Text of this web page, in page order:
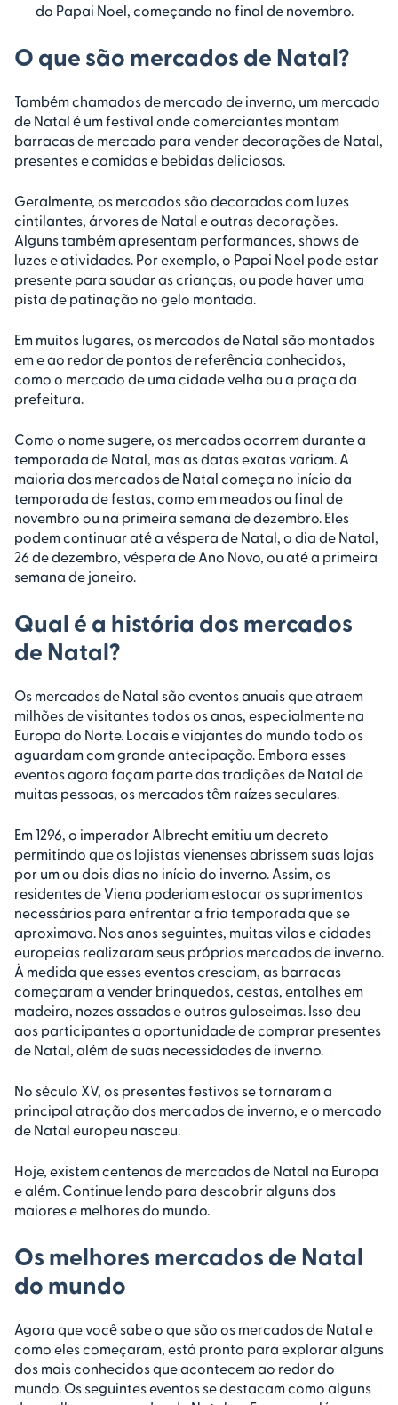
do Papai Noel, começando no final de novembro.
O que são mercados de Natal?
Também chamados de mercado de inverno, um mercado
de Natal é um festival onde comerciantes montam
barracas de mercado para vender decorações de Natal,
presentes e comidas e bebidas deliciosas.
Geralmente, os mercados são decorados com luzes
cintilantes, árvores de Natal e outras decorações.
Alguns também apresentam performances, shows de
luzes e atividades. Por exemplo, o Papai Noel pode estar
presente para saudar as crianças, ou pode haver uma
pista de patinação no gelo montada.
Em muitos lugares, os mercados de Natal são montados
em e ao redor de pontos de referência conhecidos,
como o mercado de uma cidade velha ou a praça da
prefeitura.
Como o nome sugere, os mercados ocorrem durante a
temporada de Natal, mas as datas exatas variam. A
maioria dos mercados de Natal começa no início da
temporada de festas, como em meados ou final de
novembro ou na primeira semana de dezembro. Eles
podem continuar até a véspera de Natal, o dia de Natal,
26 de dezembro, véspera de Ano Novo, ou até a primeira
semana de janeiro.
Qual é a história dos mercados
de Natal?
Os mercados de Natal são eventos anuais que atraem
milhões de visitantes todos os anos, especialmente na
Europa do Norte. Locais e viajantes do mundo todo os
aguardam com grande antecipação. Embora esses
eventos agora façam parte das tradições de Natal de
muitas pessoas, os mercados têm raízes seculares.
Em 1296, o imperador Albrecht emitiu um decreto
permitindo que os lojistas vienenses abrissem suas lojas
por um ou dois dias no início do inverno. Assim, os
residentes de Viena poderiam estocar os suprimentos
necessários para enfrentar a fria temporada que se
aproximava. Nos anos seguintes, muitas vilas e cidades
europeias realizaram seus próprios mercados de inverno.
À medida que esses eventos cresciam, as barracas
começaram a vender brinquedos, cestas, entalhes em
madeira, nozes assadas e outras guloseimas. Isso deu
aos participantes a oportunidade de comprar presentes
de Natal, além de suas necessidades de inverno.
No século XV, os presentes festivos se tornaram a
principal atração dos mercados de inverno, e o mercado
de Natal europeu nasceu.
Hoje, existem centenas de mercados de Natal na Europa
e além. Continue lendo para descobrir alguns dos
maiores e melhores do mundo.
Os melhores mercados de Natal
do mundo
Agora que você sabe o que são os mercados de Natal e
como eles começaram, está pronto para explorar alguns
dos mais conhecidos que acontecem ao redor do
mundo. Os seguintes eventos se destacam como alguns